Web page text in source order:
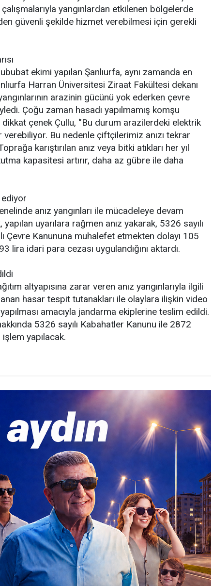
yangınlardan etkilenen bölgelerde
güvenli şekilde hizmet verebilmesi için gerekli
ekimi yapılan Şanlıurfa, aynı zamanda en
Harran Üniversitesi Ziraat Fakültesi dekanı
arazinin gücünü yok ederken çevre
Çoğu zaman hasadı yapılmamış komşu
çenek Çullu, ‘’Bu durum arazilerdeki elektrik
Bu nedenle çiftçilerimiz anızı tekrar
karıştırılan anız veya bitki atıkları her yıl
kapasitesi artırır, daha az gübre ile daha
ediyor
anız yangınları ile mücadeleye devam
uyarılara rağmen anız yakarak, 5326 sayılı
Çevre Kanununa muhalefet etmekten dolayı 105
lira idari para cezası uygulandığını aktardı.
altyapısına zarar veren anız yangınlarıyla ilgili
hasar tespit tutanakları ile olaylara ilişkin video
amacıyla jandarma ekiplerine teslim edildi.
5326 sayılı Kabahatler Kanunu ile 2872
işlem yapılacak.